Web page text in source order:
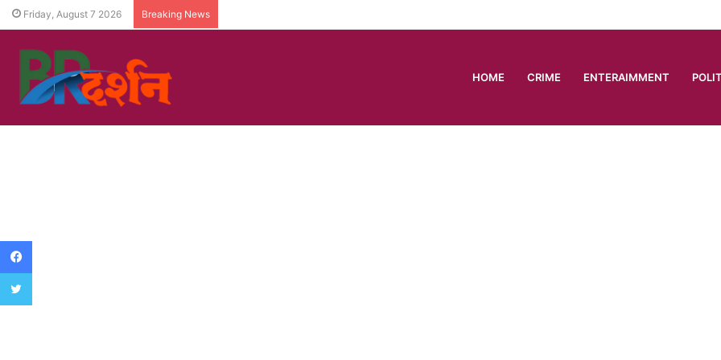
Friday, August 7 2026 Breaking News
HOME CRIME ENTERAIMMENT